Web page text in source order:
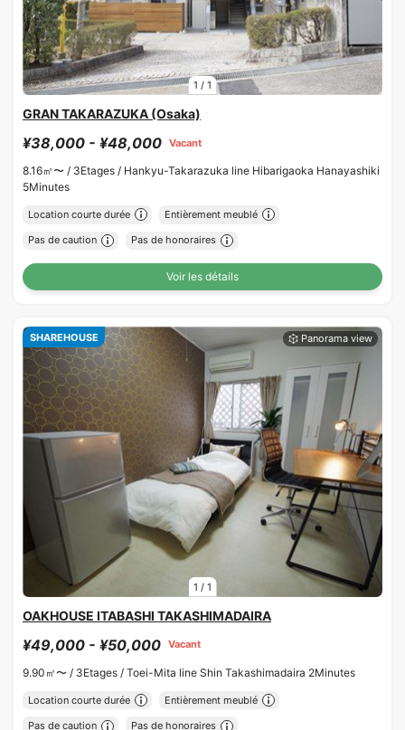
1 / 1
GRAN TAKARAZUKA (Osaka)
¥38,000 - ¥48,000 Vacant
8.16㎡〜 / 3Etages / Hankyu-Takarazuka line Hibarigaoka Hanayashiki
5Minutes
Location courte durée Entièrement meublé
Pas de caution Pas de honoraires
Voir les détails
1 / 1
SHAREHOUSE
OAKHOUSE ITABASHI TAKASHIMADAIRA
¥49,000 - ¥50,000 Vacant
9.90㎡〜 / 3Etages / Toei-Mita line Shin Takashimadaira 2Minutes
Location courte durée Entièrement meublé
Pas de caution Pas de honoraires